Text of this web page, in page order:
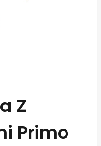
Z
Primo